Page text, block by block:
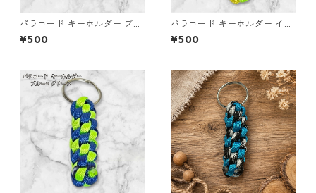
パラコード キーホルダー ブル
ー イエロー 編み込み s32
¥500
パラコード キーホルダー イエ
ロー ライトグリーン 編み込み
s37 アウトドア
¥500